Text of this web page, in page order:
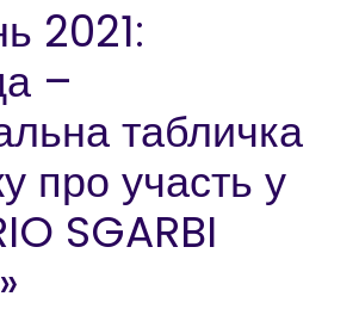
2021:
–
табличка
про участь у
SGARBI